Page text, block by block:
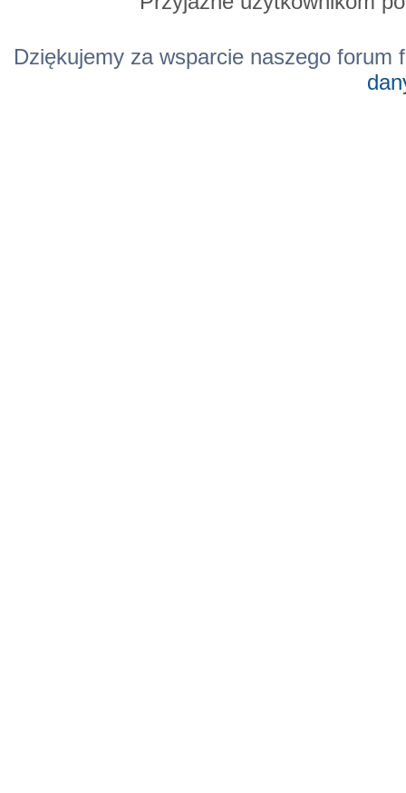
Dziękujemy za wsparcie naszego